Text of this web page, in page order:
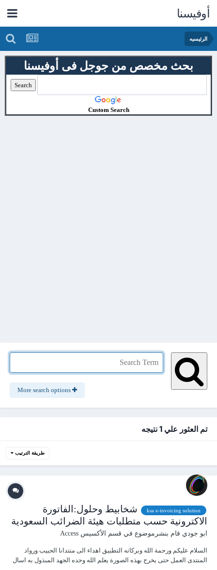
أوفيسنا
الرئيسيه
بحث مخصص من جوجل فى أوفيسنا
Custom Search
تم العثور علي 1 نتيجه
طريقة الترتيب
ksa e-invoicing solution
شخابيط وحلول:الفاتورة
الاكترونية حسب متطلبات هيئة الضرائب السعودية
ابو جودي قام بنشرموضوع في قسم الأكسيس Access
السلام عليكم ورحمة الله وبركاته التطبيق اهداء الى منتدانا الحبيب ورواد
المنتدى العمل حتى يخرج بهذه الصورة يعلم الله وحده الجهد المبذول به اسال